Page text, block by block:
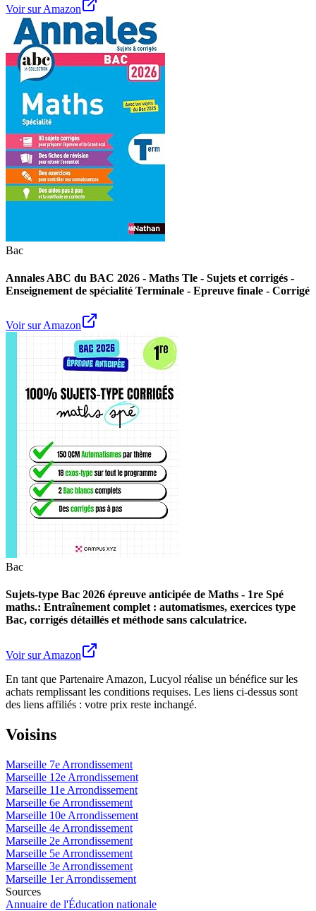
Voir sur Amazon
Bac
Annales ABC du BAC 2026 - Maths Tle - Sujets et corrigés -
Enseignement de spécialité Terminale - Epreuve finale - Corrigé
Voir sur Amazon
Bac
Sujets-type Bac 2026 épreuve anticipée de Maths - 1re Spé
maths.: Entraînement complet : automatismes, exercices type
Bac, corrigés détaillés et méthode sans calculatrice.
Voir sur Amazon
En tant que Partenaire Amazon, Lucyol réalise un bénéfice sur les
achats remplissant les conditions requises. Les liens ci-dessus sont
des liens affiliés : votre prix reste inchangé.
Voisins
Marseille 7e Arrondissement
Marseille 12e Arrondissement
Marseille 11e Arrondissement
Marseille 6e Arrondissement
Marseille 10e Arrondissement
Marseille 4e Arrondissement
Marseille 2e Arrondissement
Marseille 5e Arrondissement
Marseille 3e Arrondissement
Marseille 1er Arrondissement
Sources
Annuaire de l'Éducation nationale